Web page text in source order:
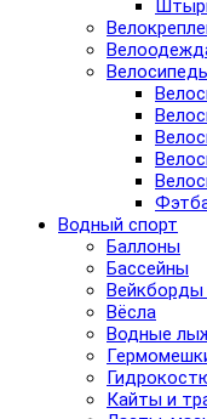
Водный спорт
Баллоны
Бассейны
Вёсла
Водные
Кайты и